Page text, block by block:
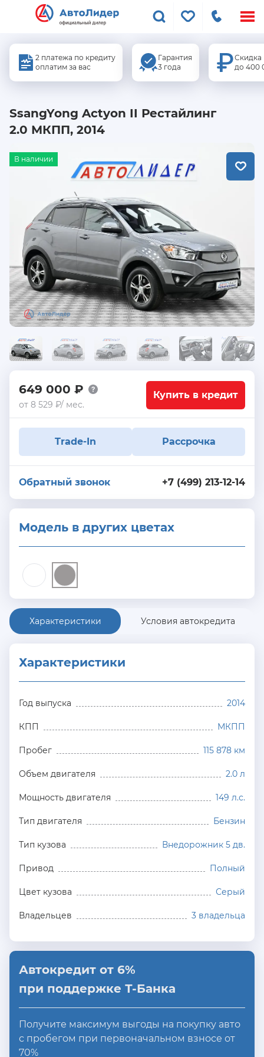
2 платежа по кредиту
оплатим за вас
Гарантия
3 года
Скидка
до 400
SsangYong Actyon II Рестайлинг
2.0 МКПП, 2014
В наличии
649 000 ₽
от 8 529 ₽/ мес.
Купить в кредит
Trade-In Рассрочка
+7 (499) 213-12-14
Обратный звонок
Модель в других цветах
Характеристики Условия автокредита
Характеристики
Год выпуска 2014
КПП МКПП
Пробег 115 878 км
Объем двигателя 2.0 л
Мощность двигателя 149 л.с.
Тип двигателя Бензин
Тип кузова Внедорожник 5 дв.
Привод Полный
Цвет кузова Серый
Владельцев 3 владельца
Автокредит от 6%
при поддержке Т-Банка
Получите максимум выгоды на покупку авто
с пробегом при первоначальном взносе от
70%